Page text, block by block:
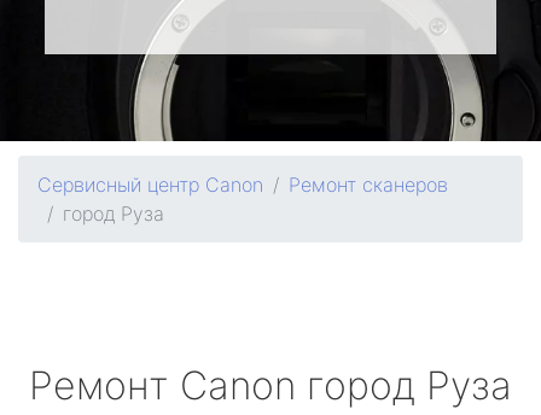
Сервисный центр Canon
Ремонт сканеров
город Руза
Ремонт Canon город Руза